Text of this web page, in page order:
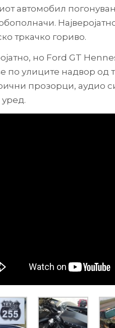
автомобил
тркачко гориво.
но Ford GT
по улиците надвор од
прозорци, аудио